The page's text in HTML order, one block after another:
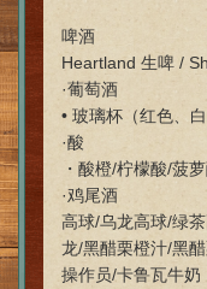
啤酒
Heartland 生啤 /
·葡萄酒
• 玻璃杯（红色、
·酸
・酸橙/柠檬酸/菠
·鸡尾酒
高球/乌龙高球/绿
龙/黑醋栗橙汁/黑
操作员/卡鲁瓦牛奶